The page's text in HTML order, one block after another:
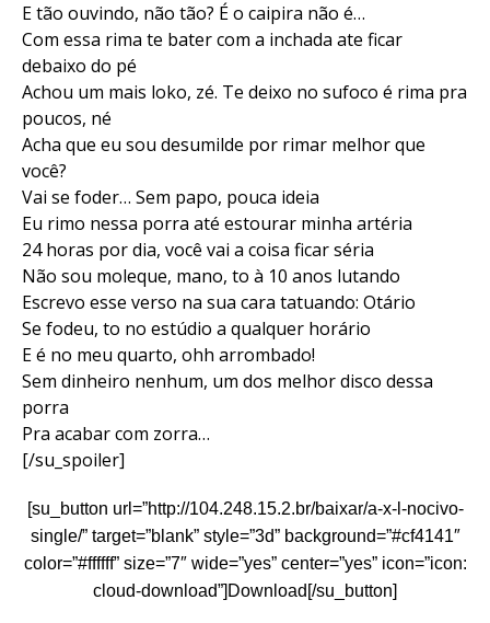
E tão ouvindo, não tão? É o caipira não é…
Com essa rima te bater com a inchada ate ficar
debaixo do pé
Achou um mais loko, zé. Te deixo no sufoco é rima pra
poucos, né
Acha que eu sou desumilde por rimar melhor que
você?
Vai se foder… Sem papo, pouca ideia
Eu rimo nessa porra até estourar minha artéria
24 horas por dia, você vai a coisa ficar séria
Não sou moleque, mano, to à 10 anos lutando
Escrevo esse verso na sua cara tatuando: Otário
Se fodeu, to no estúdio a qualquer horário
E é no meu quarto, ohh arrombado!
Sem dinheiro nenhum, um dos melhor disco dessa
porra
Pra acabar com zorra…
[/su_spoiler]
[su_button url=”http://104.248.15.2.br/baixar/a-x-l-nocivo-
single/” target=”blank” style=”3d” background=”#cf4141″
color=”#ffffff” size=”7″ wide=”yes” center=”yes” icon=”icon:
cloud-download”]Download[/su_button]